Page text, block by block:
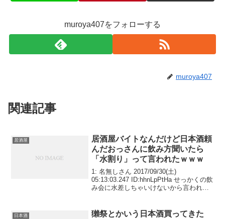
muroya407をフォローする
muroya407
関連記事
居酒屋
居酒屋バイトなんだけど日本酒頼
んだおっさんに飲み方聞いたら
「水割り」って言われたｗｗｗ
1: 名無しさん 2017/09/30(土)
05:13:03.247 ID:hhnLpPtHa せっかくの飲
み会に水差しちゃいけないから言われた
日本酒
獺祭とかいう日本酒買ってきた